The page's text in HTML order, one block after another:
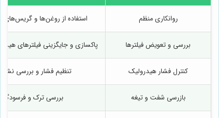
روانکاری منظم استفاده از روغن‌ها و
بررسی و تعویض فیلترها پاکسازی و جایگزینی فیلترهای
کنترل فشار هیدرولیک تنظیم فشار و بررسی
بازرسی شفت و تیغه بررسی ترک و فرسودگی